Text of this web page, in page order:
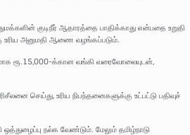
குடிநீர் ஆதாரத்தை பாதிக்காது என்பதை உறுதி
உரிய அனுமதி ஆணை வழங்கப்படும்.
ரூ.15,000-க்கான வங்கி வரைவோலையுடன்,
செய்து, உரிய நிபந்தனைகளுக்கு உட்பட்டு பதிவுச்
நல்க வேண்டும். மேலும் தமிழ்நாடு